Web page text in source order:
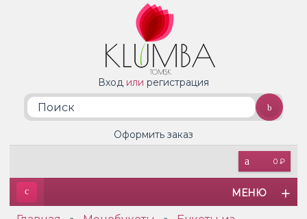
Вход или регистрация
0 ₽
Оформить заказ
МЕНЮ